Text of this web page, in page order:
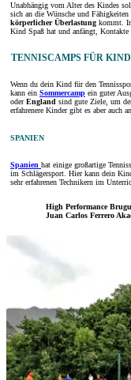
Unabhängig vom Alter des Kindes
sich an die Wünsche und Fähigkeiten
körperlicher Überlastung kommt.
Kind Spaß hat und anfängt, Kontakte
TENNISCAMPS FÜR
Wenn du dein Kind für den
kann ein Sommercamp ein guter
oderEngland sind gute Ziele, um
erfahrenere Kinder gibt es aber auch
SPANIEN
Spanien hat einige großartige
im Schlägersport. Hier kann dein
sehr erfahrenen Technikern im
High Performance
Juan Carlos Ferrero